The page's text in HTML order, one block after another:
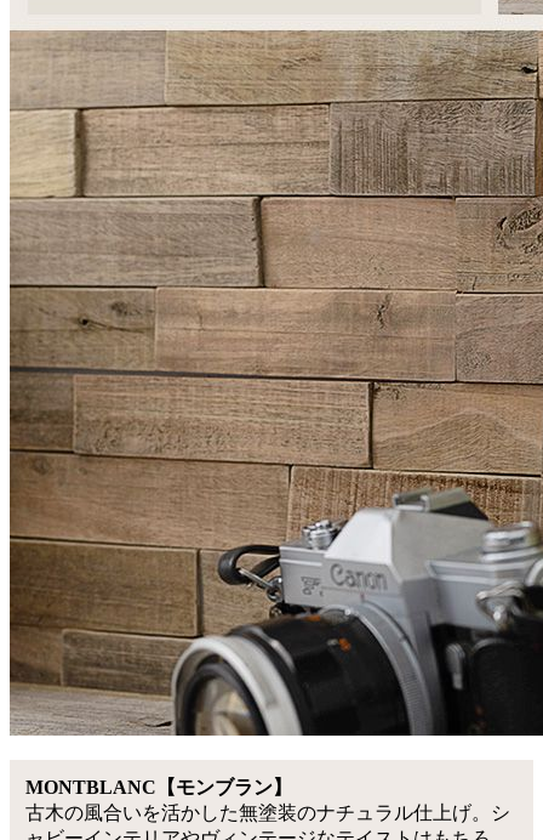
MONTBLANC【モンブラン】
古木の風合いを活かした無塗装のナチュラル仕上げ。シ